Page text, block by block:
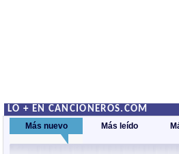
LO + EN CANCIONEROS.COM
Más nuevo Más leído